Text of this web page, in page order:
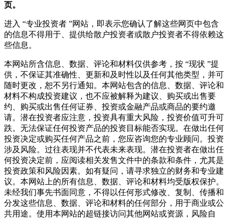
页。
进入 “专业投资者 ”网站，即表示您确认了解这些网页中包含
的信息不得用于、提供给散户投资者或散户投资者不得依赖这
些信息。
本网站所含信息、数据、评论和材料仅供参考，按 “现状 ”提
供，不保证其准确性、更新和及时性以及任何其他类型，并可
随时更改，恕不另行通知。本网站包含的信息、数据、评论和
材料不构成投资建议，也不应被解释为建议、购买或出售要
约、购买或出售任何证券、投资或金融产品或商品的要约邀
请。潜在投资者应注意，投资具有重大风险，投资价值可升可
跌。无法保证任何投资产品的投资目标能否实现。在做出任何
投资决定或购买任何产品之前，您应咨询您的专业顾问。投资
涉及风险。过往表现并不代表未来表现。潜在投资者在做出任
何投资决定前，应阅读相关发售文件中的条款和条件，尤其是
投资政策和风险因素。如有疑问，请寻求独立的财务和专业建
议。本网站上的所有信息、数据、评论和材料均受版权保护。
未经我们事先书面同意，不得以任何形式修改、复制、传播和
分发这些信息、数据、评论和材料的任何部分，用于商业或公
共用途。使用本网站的超链接访问其他网站或资源，风险自